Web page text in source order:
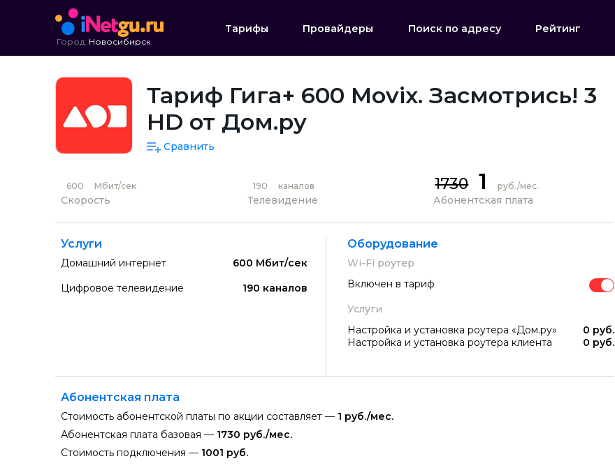
Город: Новосибирск
Тарифы Провайдеры Поиск по адресу Рейтинг
Тариф Гига+ 600 Movix. Засмотрись! 3
HD от Дом.ру
Сравнить
600 Мбит/сек
Скорость
190 каналов
Телевидение
1730 1 руб./мес.
Абонентская плата
Услуги
Домашний интернет
600 Мбит/сек
Цифровое телевидение
190 каналов
Оборудование
Wi-Fi роутер
Включен в тариф
Услуги
Настройка и установка роутера «Дом.ру»
0 руб.
Настройка и установка роутера клиента
0 руб.
Абонентская плата
Стоимость абонентской платы по акции составляет — 1 руб./мес.
Абонентская плата базовая — 1730 руб./мес.
Стоимость подключения — 1001 руб.